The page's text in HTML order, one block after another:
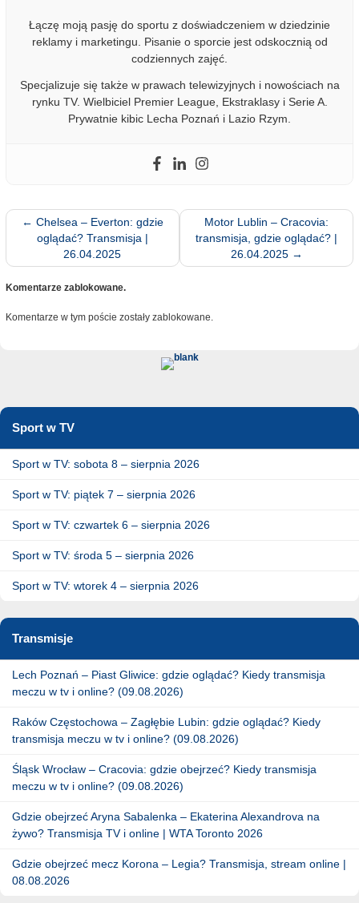
Łączę moją pasję do sportu z doświadczeniem w dziedzinie
reklamy i marketingu. Pisanie o sporcie jest odskocznią od
codziennych zajęć.
Specjalizuje się także w prawach telewizyjnych i nowościach na
rynku TV. Wielbiciel Premier League, Ekstraklasy i Serie A.
Prywatnie kibic Lecha Poznań i Lazio Rzym.
← Chelsea – Everton: gdzie
oglądać? Transmisja |
26.04.2025
Motor Lublin – Cracovia:
transmisja, gdzie oglądać? |
26.04.2025 →
Komentarze zablokowane.
Komentarze w tym poście zostały zablokowane.
Sport w TV
Sport w TV: sobota 8 – sierpnia 2026
Sport w TV: piątek 7 – sierpnia 2026
Sport w TV: czwartek 6 – sierpnia 2026
Sport w TV: środa 5 – sierpnia 2026
Sport w TV: wtorek 4 – sierpnia 2026
Transmisje
Lech Poznań – Piast Gliwice: gdzie oglądać? Kiedy transmisja
meczu w tv i online? (09.08.2026)
Raków Częstochowa – Zagłębie Lubin: gdzie oglądać? Kiedy
transmisja meczu w tv i online? (09.08.2026)
Śląsk Wrocław – Cracovia: gdzie obejrzeć? Kiedy transmisja
meczu w tv i online? (09.08.2026)
Gdzie obejrzeć Aryna Sabalenka – Ekaterina Alexandrova na
żywo? Transmisja TV i online | WTA Toronto 2026
Gdzie obejrzeć mecz Korona – Legia? Transmisja, stream online |
08.08.2026